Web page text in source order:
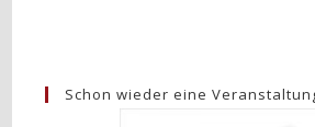
Schon wieder eine